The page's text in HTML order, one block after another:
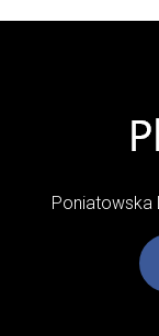
Poniatowska